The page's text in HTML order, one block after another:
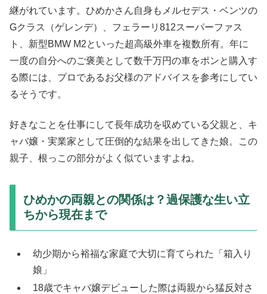
継がれています。ひめかさん自身もメルセデス・ベンツの
Gクラス（ゲレンデ）、フェラーリ812スーパーファス
ト、新型BMW M2といった超高級外車を複数所有。年に
一度の自分へのご褒美として数千万円の車をポンと購入す
る際には、プロであるお父様のアドバイスを参考にしてい
るそうです。
好きなことを仕事にして長年成功を収めている父親と、キ
ャバ嬢・実業家として圧倒的な結果を出してきた娘。この
親子、根っこの部分がよく似ていますよね。
ひめかの両親との関係は？過保護な生い立
ちから現在まで
幼少期から裕福な家庭で大切に育てられた「箱入り
娘」
18歳でキャバ嬢デビューした際は両親から猛反対さ